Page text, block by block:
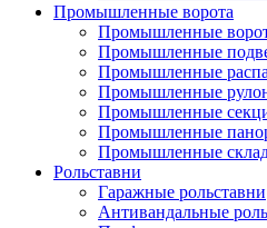
Промышленные ворота
Промышленные
Промышленные
Промышленные
Промышленные
Промышленные
Промышленные
Промышленные
Рольставни
Гаражные рольставни
Антивандальные